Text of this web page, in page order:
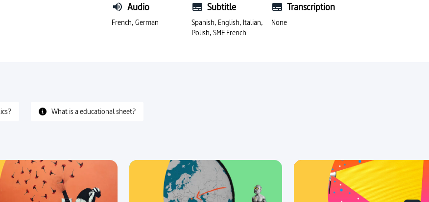
Audio
French, German
Subtitle
Spanish, English, Italian,
Polish, SME French
Transcription
None
What is a educational sheet?